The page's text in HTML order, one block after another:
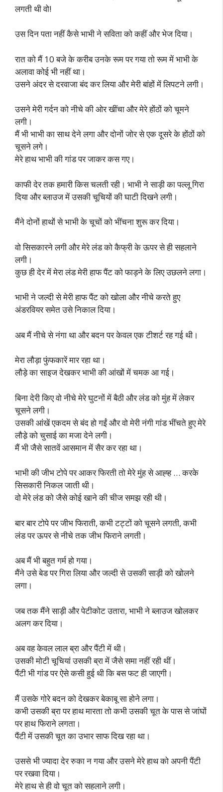
लगती थी वो!
उस दिन पता नहीं कैसे भाभी ने सविता को कहीं और भेज दिया।
रात को मैं 10 बजे के करीब उनके रूम पर गया तो रूम में भाभी के
अलावा कोई भी नहीं था।
उसने अंदर से दरवाजा बंद कर लिया और मेरी बांहों में लिपटने लगी।
उसने मेरी गर्दन को नीचे की ओर खींचा और मेरे होंठों को चूमने
लगी।
मैं भी भाभी का साथ देने लगा और दोनों जोर से एक दूसरे के होंठों को
चूसने लगे।
मेरे हाथ भाभी की गांड पर जाकर कस गए।
काफी देर तक हमारी किस चलती रही। भाभी ने साड़ी का पल्लू गिरा
दिया और ब्लाउज में उसकी चूचियों की घाटी दिखने लगी।
मैंने दोनों हाथों से भाभी के चूचों को भींचना शुरू कर दिया।
वो सिसकारने लगी और मेरे लंड को कैफ्री के ऊपर से ही सहलाने
लगी।
कुछ ही देर में मेरा लंड मेरी हाफ पैंट को फाड़ने के लिए उछलने लगा।
भाभी ने जल्दी से मेरी हाफ पैंट को खोला और नीचे करते हुए
अंडरवियर समेत उसे निकाल दिया।
अब मैं नीचे से नंगा था और बदन पर केवल एक टीशर्ट रह गई थी।
मेरा लौड़ा फुंफकारें मार रहा था।
लौड़े का साइज देखकर भाभी की आंखों में चमक आ गई।
बिना देरी किए वो नीचे मेरे घुटनों में बैठी और लंड को मुंह में लेकर
चूसने लगी।
उसकी आंखें एकदम से बंद हो गईं और वो मेरी नंगी गांड भींचते हुए मेरे
लौडे़ को चुसाई का मजा देने लगी।
मैं भी जैसे सातवें आसमान में सैर कर रहा था।
भाभी की जीभ टोपे पर आकर फिरती तो मेरे मुंह से आह्ह … करके
सिसकारी निकल जाती थी।
वो मेरे लंड को जैसे कोई खाने की चीज समझ रही थी।
बार बार टोपे पर जीभ फिराती, कभी टट्टों को चूसने लगती, कभी
लंड पर ऊपर से नीचे तक जीभ फिराने लगती।
अब मैं भी बहुत गर्म हो गया।
मैंने उसे बेड पर गिरा लिया और जल्दी से उसकी साड़ी को खोलने
लगा।
जब तक मैंने साड़ी और पेटीकोट उतारा, भाभी ने ब्लाउज खोलकर
अलग कर दिया।
अब वह केवल लाल ब्रा और पैंटी में थी।
उसकी मोटी चूचियां उसकी ब्रा में जैसे समा नहीं रही थीं।
पैंटी भी गांड पर ऐसे कसी हुई थी कि बस फट ही जाएगी।
मैं उसके गोरे बदन को देखकर बेकाबू सा होने लगा।
कभी उसकी ब्रा पर हाथ मारता तो कभी उसकी चूत के पास से जांघों
पर हाथ फिराने लगता।
पैंटी में उसकी चूत का उभार साफ दिख रहा था।
उससे भी ज्यादा देर रुका न गया और उसने मेरे हाथ को अपनी पैंटी
पर रखवा दिया।
मेरे हाथ से ही वो चूत को सहलाने लगी।